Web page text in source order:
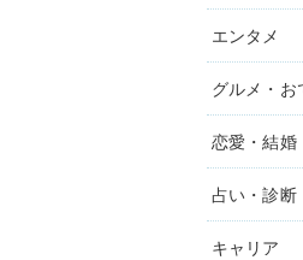
エンタメ
グルメ・お
恋愛・結婚
占い・診断
キャリア